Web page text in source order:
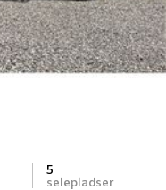
5
selepladser